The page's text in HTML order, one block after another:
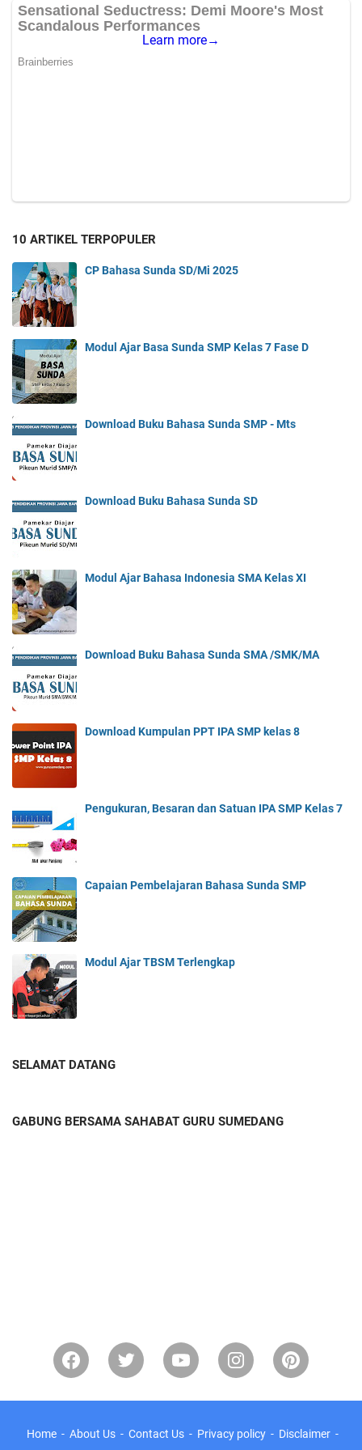
10 ARTIKEL TERPOPULER
CP Bahasa Sunda SD/Mi 2025
Modul Ajar Basa Sunda SMP Kelas 7 Fase D
Download Buku Bahasa Sunda SMP - Mts
Download Buku Bahasa Sunda SD
Modul Ajar Bahasa Indonesia SMA Kelas XI
Download Buku Bahasa Sunda SMA /SMK/MA
Download Kumpulan PPT IPA SMP kelas 8
Pengukuran, Besaran dan Satuan IPA SMP Kelas 7
Capaian Pembelajaran Bahasa Sunda SMP
Modul Ajar TBSM Terlengkap
SELAMAT DATANG
GABUNG BERSAMA SAHABAT GURU SUMEDANG
Home About Us Contact Us Privacy policy Disclaimer